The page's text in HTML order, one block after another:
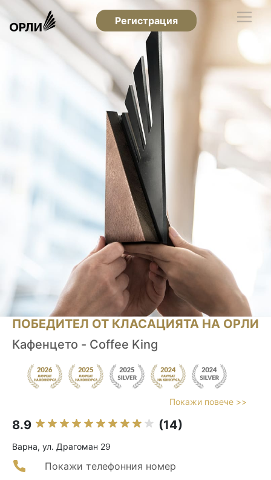
Регистрация
ПОБЕДИТЕЛ ОТ КЛАСАЦИЯТА НА ОРЛИ
Кафенцето - Coffee King
Покажи повече >>
8.9 (14)
Варна, ул. Драгоман 29
Покажи телефонния номер